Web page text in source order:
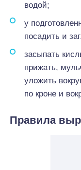
водой;
у
посадить и
засыпать
прижать,
уложить
по кроне и
Правила